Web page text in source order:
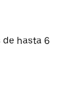
de hasta 6